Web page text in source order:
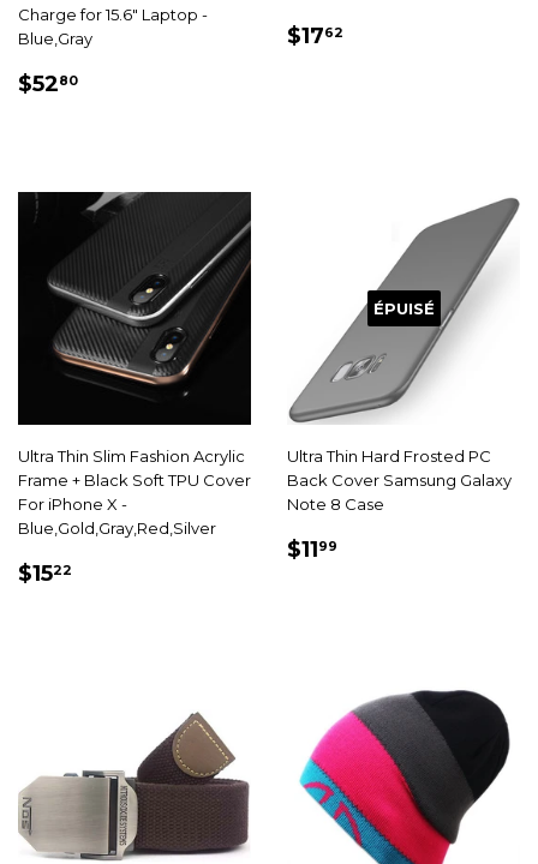
Charge for 15.6" Laptop -
Blue,Gray
PRIX
$5280
PRIX
$1762
Ultra Thin Slim Fashion Acrylic
Frame + Black Soft TPU Cover
For iPhone X -
Blue,Gold,Gray,Red,Silver
PRIX
$1522
ÉPUISÉ
Ultra Thin Hard Frosted PC
Back Cover Samsung Galaxy
Note 8 Case
PRIX
$1199